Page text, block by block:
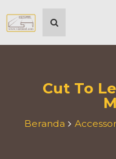
Cut To
Beranda